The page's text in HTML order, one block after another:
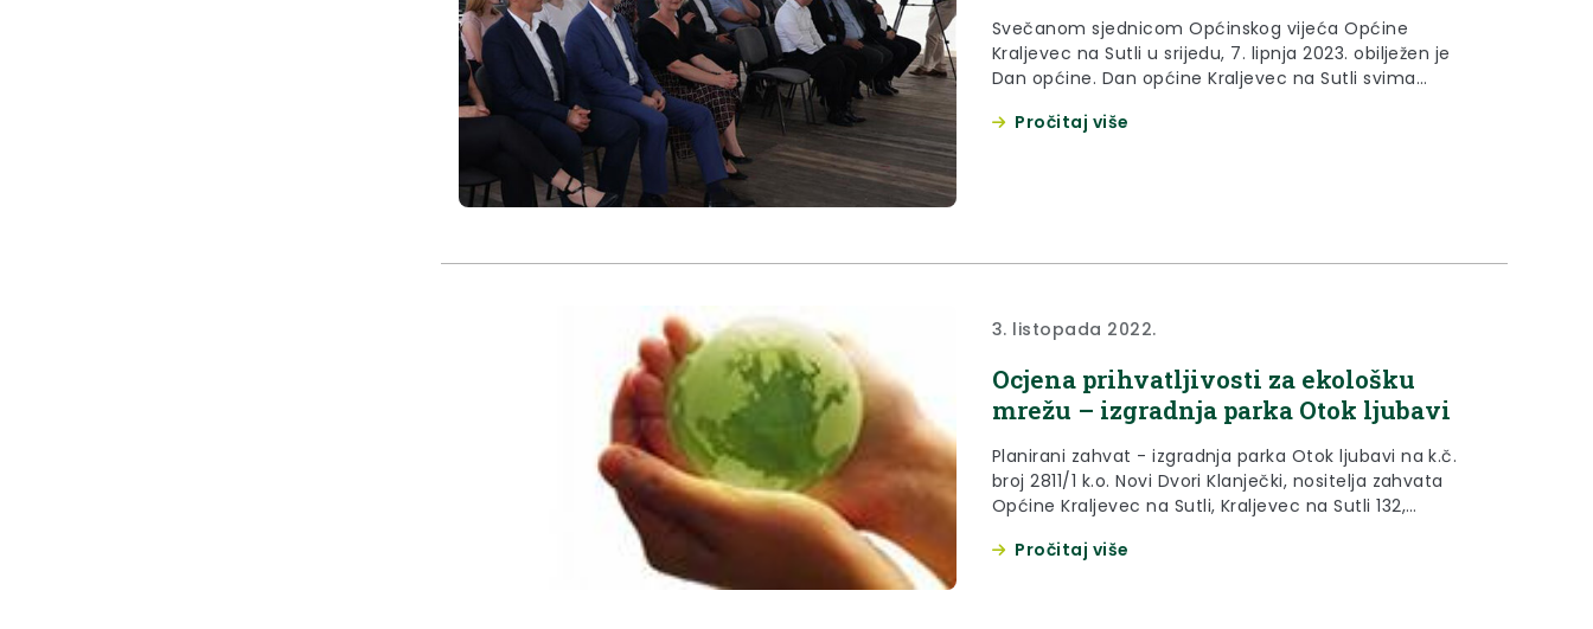
Svečanom sjednicom Općinskog vijeća Općine
Kraljevec na Sutli u srijedu, 7. lipnja 2023. obilježen je
Dan općine. Dan općine Kraljevec na Sutli svima
Krapinsko-zagorske županije Željko Kolar. “Nakon što je
Pročitaj više
3. listopada 2022.
Ocjena prihvatljivosti za ekološku
mrežu – izgradnja parka Otok ljubavi
Planirani zahvat - izgradnja parka Otok ljubavi na k.č.
broj 2811/1 k.o. Novi Dvori Klanječki, nositelja zahvata
Općine Kraljevec na Sutli, Kraljevec na Sutli 132,
Pročitaj više